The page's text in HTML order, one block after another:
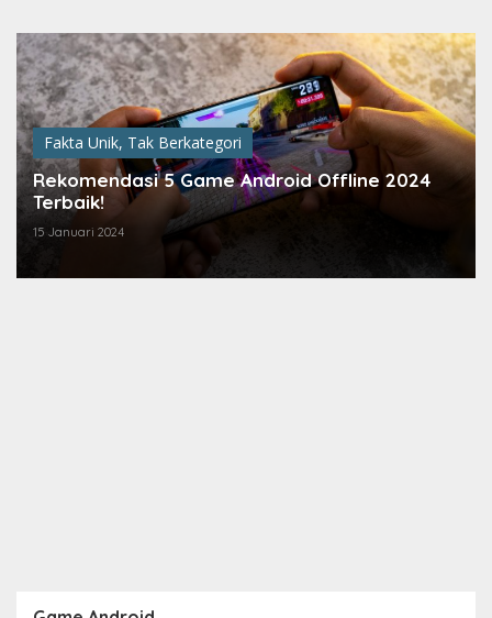
konten
Fakta Unik, Tak Berkategori
Rekomendasi 5 Game Android Offline 2024
Terbaik!
15 Januari 2024